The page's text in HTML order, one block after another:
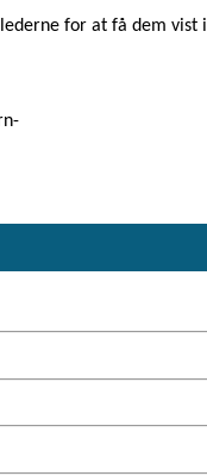
for at få dem vist i